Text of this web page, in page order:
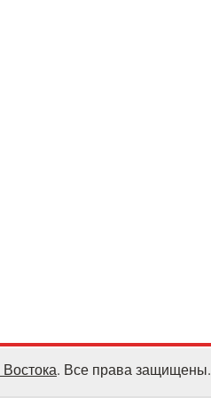
. Все права защищены.